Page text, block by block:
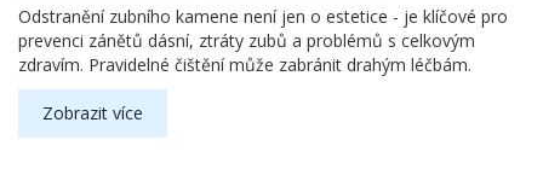
Odstranění zubního kamene není jen o estetice - je klíčové pro
prevenci zánětů dásní, ztráty zubů a problémů s celkovým
zdravím. Pravidelné čištění může zabránit drahým léčbám.
Zobrazit více